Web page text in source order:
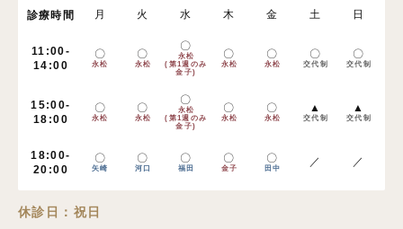
診療時間 月 火 水 木 金 土 日
11:00-
14:00
〇
永松
〇
永松
〇
永松
(第1週のみ
金子)
〇
永松
〇
永松
〇
交代制
〇
交代制
15:00-
18:00
〇
永松
〇
永松
〇
永松
(第1週のみ
金子)
〇
永松
〇
永松
▲
交代制
▲
交代制
18:00-
20:00
〇
矢崎
〇
河口
〇
福田
〇
金子
〇
田中
／ ／
休診日：祝日